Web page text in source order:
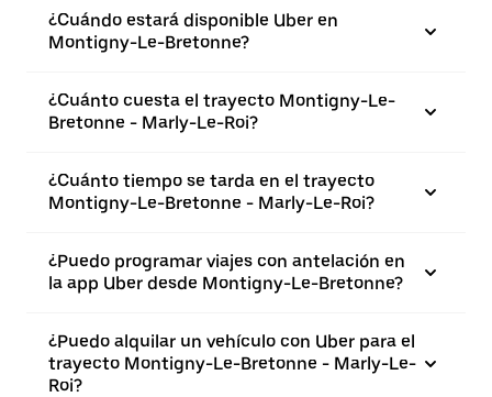
¿Cuándo estará disponible Uber en
Montigny-Le-Bretonne?
¿Cuánto cuesta el trayecto Montigny-Le-
Bretonne - Marly-Le-Roi?
¿Cuánto tiempo se tarda en el trayecto
Montigny-Le-Bretonne - Marly-Le-Roi?
¿Puedo programar viajes con antelación en
la app Uber desde Montigny-Le-Bretonne?
¿Puedo alquilar un vehículo con Uber para el
trayecto Montigny-Le-Bretonne - Marly-Le-
Roi?